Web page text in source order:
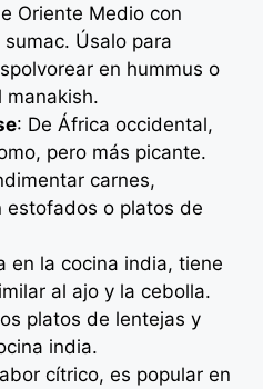
Oriente Medio con
Úsalo para
en hummus o
manakish.
: De África occidental,
pero más picante.
carnes,
estofados o platos de
en la cocina india, tiene
al ajo y la cebolla.
platos de lentejas y
india.
cítrico, es popular en